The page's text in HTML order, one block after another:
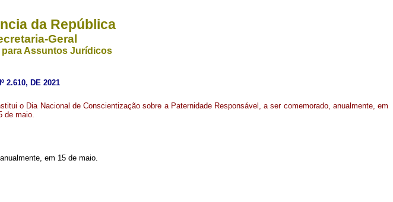
da República
Geral
Assuntos Jurídicos
2.610, DE 2021
o Dia Nacional de Conscientização sobre a Paternidade Responsável, a ser comemorado, anualmente, em
de maio.
em 15 de maio.